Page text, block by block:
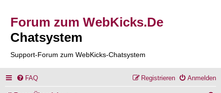
Forum zum WebKicks.De
Chatsystem
Support-Forum zum WebKicks-Chatsystem
FAQ Anmelden
Registrieren